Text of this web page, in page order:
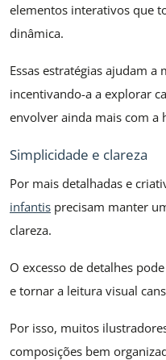
elementos interativos que
dinâmica.
Essas estratégias ajudam a
incentivando-a a explorar
envolver ainda mais com a
Simplicidade e clareza
Por mais detalhadas e
infantis precisam manter
clareza.
O excesso de detalhes
e tornar a leitura visual
Por isso, muitos
composições bem